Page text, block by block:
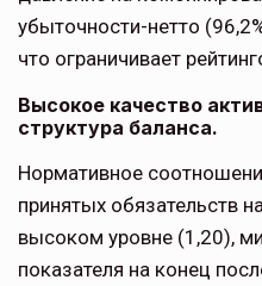
убыточности-нетто
что ограничивает
Высокое качество
структура баланса.
Нормативное
принятых обязательств
высоком уровне (1,20),
показателя на конец